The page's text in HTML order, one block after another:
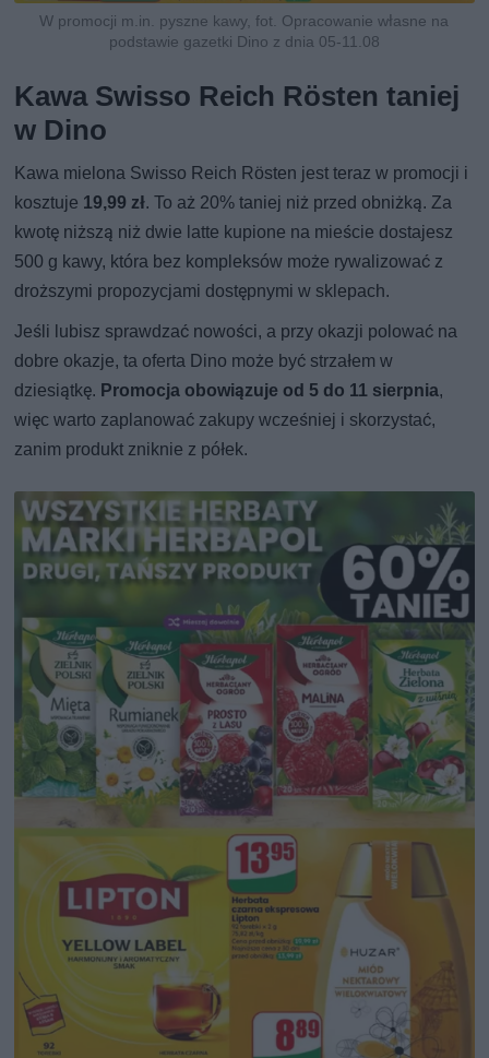
W promocji m.in. pyszne kawy, fot. Opracowanie własne na
podstawie gazetki Dino z dnia 05-11.08
Kawa Swisso Reich Rösten taniej
w Dino
Kawa mielona Swisso Reich Rösten jest teraz w promocji i
kosztuje 19,99 zł. To aż 20% taniej niż przed obniżką. Za
kwotę niższą niż dwie latte kupione na mieście dostajesz
500 g kawy, która bez kompleksów może rywalizować z
droższymi propozycjami dostępnymi w sklepach.
Jeśli lubisz sprawdzać nowości, a przy okazji polować na
dobre okazje, ta oferta Dino może być strzałem w
dziesiątkę. Promocja obowiązuje od 5 do 11 sierpnia,
więc warto zaplanować zakupy wcześniej i skorzystać,
zanim produkt zniknie z półek.